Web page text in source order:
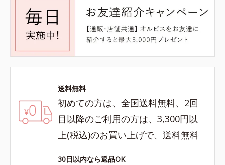
送料無料
初めての方は、全国送料無料、2回
目以降のご利用の方は、3,300円以
上(税込)のお買い上げで、送料無料
30日以内なら返品OK